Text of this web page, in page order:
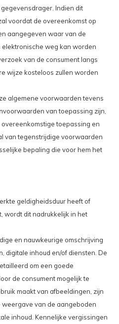
Indien dit
voordat de overeenkomst op
aangegeven waar van de
weg kan worden
van de consument langs
wijze kosteloos zullen worden
algemene voorwaarden tevens
van toepassing zijn,
toepassing en
van tegenstrijdige voorwaarden
bepaling die voor hem het
geldigheidsduur heeft of
wordt dit nadrukkelijk in het
en nauwkeurige omschrijving
digitale inhoud en/of diensten. De
om een goede
de consument mogelijk te
maakt van afbeeldingen, zijn
van de aangeboden
inhoud. Kennelijke vergissingen